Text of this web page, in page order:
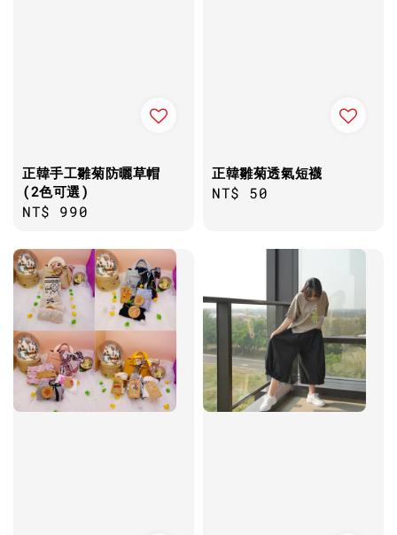
正韓手工雛菊防曬草帽
(2色可選)
Regular
NT$ 990
正韓雛菊透氣短襪
Regular
NT$ 50